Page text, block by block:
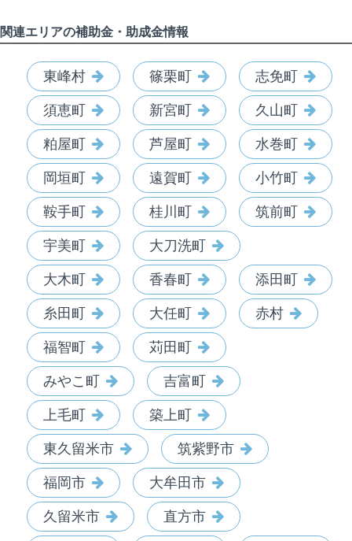
関連エリアの補助金・助成金情報
東峰村 篠栗町 志免町
須恵町 新宮町 久山町
粕屋町 芦屋町 水巻町
岡垣町 遠賀町 小竹町
鞍手町 桂川町 筑前町
宇美町 大刀洗町
大木町 香春町 添田町
糸田町 大任町 赤村
福智町 苅田町
みやこ町 吉富町
上毛町 築上町
東久留米市 筑紫野市
福岡市 大牟田市
久留米市 直方市